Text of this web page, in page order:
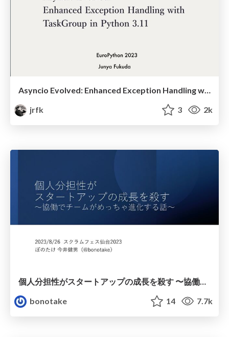
Asyncio Evolved: Enhanced Exception Handling with TaskGroup in Python 3.11(EuroPython 2023)
jrfk
3 2k
bonotake
14 7.7k